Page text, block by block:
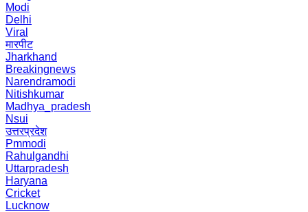
Modi
Delhi
Viral
मारपीट
Jharkhand
Breakingnews
Narendramodi
Nitishkumar
Madhya_pradesh
Nsui
उत्तरप्रदेश
Pmmodi
Rahulgandhi
Uttarpradesh
Haryana
Cricket
Lucknow